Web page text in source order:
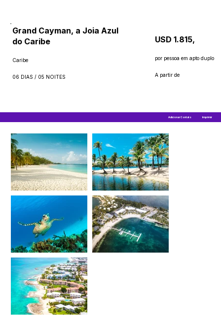
Adicionar Contato Imprimir
Grand Cayman, a Joia Azul
do Caribe
Caribe
06 DIAS / 05 NOITES A partir de
USD 1.815,
por pessoa em apto duplo